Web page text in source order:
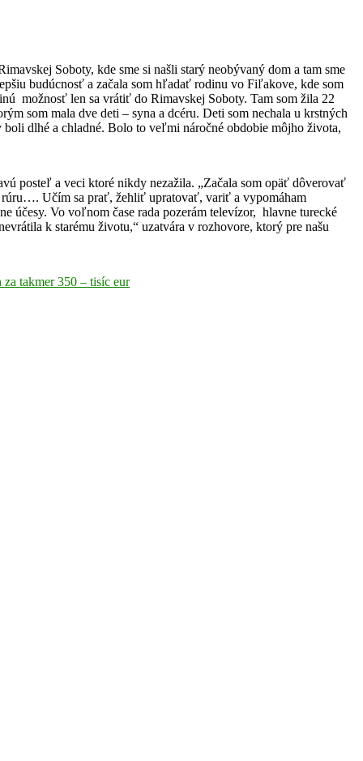
Soboty, kde sme si našli starý neobývaný dom a tam sme
budúcnosť a začala som hľadať rodinu vo Fiľakove, kde som
možnosť len sa vrátiť do Rimavskej Soboty. Tam som žila 22
som mala dve deti – syna a dcéru. Deti som nechala u krstných
boli dlhé a chladné. Bolo to veľmi náročné obdobie môjho života,
posteľ a veci ktoré nikdy nezažila. „Začala som opäť dôverovať
rúru…. Učím sa prať, žehliť upratovať, variť a vypomáham
účesy. Vo voľnom čase rada pozerám televízor, hlavne turecké
k starému životu,“ uzatvára v rozhovore, ktorý pre našu
takmer 350 – tisíc eur